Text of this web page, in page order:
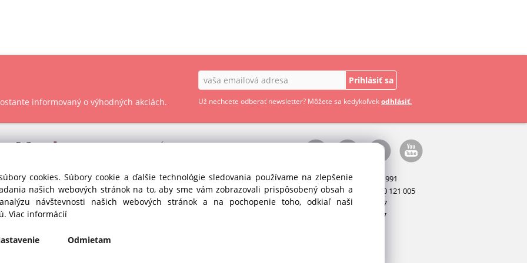
informovaný o výhodných akciách.
Prihlásiť sa
Už nechcete odberať newsletter? Môžete sa kedykoľvekodhlásiť.
Market
pri Dunaji (SC)
OBCHODNÉ PODMIENKY - SPOTREBITEĽ
OCHRANA OSOBNÝCH ÚDAJOV GDPR
Manažér:+421 911 031 991
Príslušenstvo:
+421 910 121 005
Stroje:+421 903 404 067
+421 903 404 047
cookies. Súbory cookie a ďalšie technológie sledovania používame na zlepšenie
našich webových stránok na to, aby sme vám zobrazovali prispôsobený obsah a
návštevnosti našich webových stránok a na pochopenie toho, odkiaľ naši
Viac informácií
Odmietam